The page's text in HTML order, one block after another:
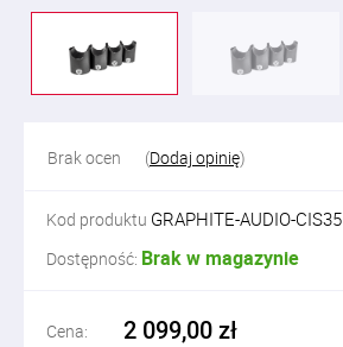
Brak ocen (Dodaj opinię)
Kod produktu GRAPHITE-AUDIO-CIS35
Dostępność: Brak w magazynie
Cena: 2 099,00 zł